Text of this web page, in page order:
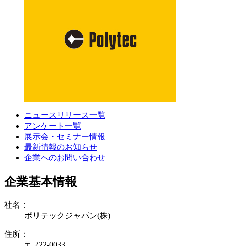
ニュースリリース一覧
アンケート一覧
展示会・セミナー情報
最新情報のお知らせ
企業へのお問い合わせ
企業基本情報
社名：
ポリテックジャパン(株)
住所：